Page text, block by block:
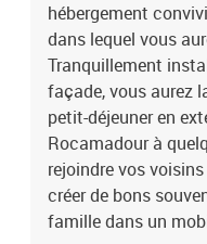
hébergement
dans lequel vous
Tranquillement
façade, vous aurez
petit-déjeuner en
Rocamadour à
rejoindre vos
créer de bons
famille dans un